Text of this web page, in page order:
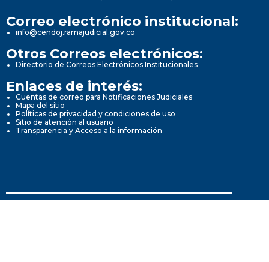
Correo electrónico institucional:
info@cendoj.ramajudicial.gov.co
Otros Correos electrónicos:
Directorio de Correos Electrónicos Institucionales
Enlaces de interés:
Cuentas de correo para Notificaciones Judiciales
Mapa del sitio
Políticas de privacidad y condiciones de uso
Sitio de atención al usuario
Transparencia y Acceso a la información